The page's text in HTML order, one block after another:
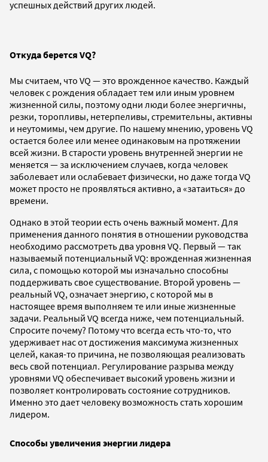
успешных действий других людей.
Откуда берется VQ?
Мы считаем, что VQ — это врожденное качество. Каждый
человек с рождения обладает тем или иным уровнем
жизненной силы, поэтому одни люди более энергичны,
резки, торопливы, нетерпеливы, стремительны, активны
и неутомимы, чем другие. По нашему мнению, уровень VQ
остается более или менее одинаковым на протяжении
всей жизни. В старости уровень внутренней энергии не
меняется — за исключением случаев, когда человек
заболевает или ослабевает физически, но даже тогда VQ
может просто не проявляться активно, а «затаиться» до
времени.
Однако в этой теории есть очень важный момент. Для
применения данного понятия в отношении руководства
необходимо рассмотреть два уровня VQ. Первый — так
называемый потенциальный VQ: врожденная жизненная
сила, с помощью которой мы изначально способны
поддерживать свое существование. Второй уровень —
реальный VQ, означает энергию, с которой мы в
настоящее время выполняем те или иные жизненные
задачи. Реальный VQ всегда ниже, чем потенциальный.
Спросите почему? Потому что всегда есть что-то, что
удерживает нас от достижения максимума жизненных
целей, какая-то причина, не позволяющая реализовать
весь свой потенциал. Регулирование разрыва между
уровнями VQ обеспечивает высокий уровень жизни и
позволяет контролировать состояние сотрудников.
Именно это дает человеку возможность стать хорошим
лидером.
Способы увеличения энергии лидера